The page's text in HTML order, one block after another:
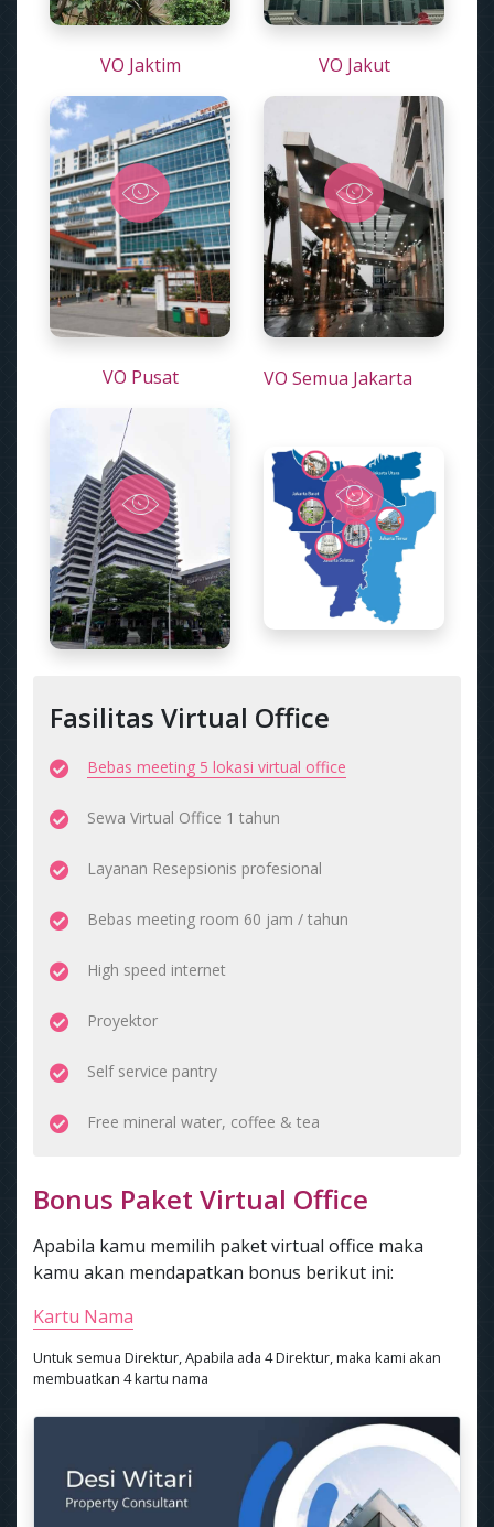
VO Jaktim VO Jakut
VO Pusat VO Semua Jakarta
Fasilitas Virtual Office
Bebas meeting 5 lokasi virtual office
Sewa Virtual Office 1 tahun
Layanan Resepsionis profesional
Bebas meeting room 60 jam / tahun
High speed internet
Proyektor
Self service pantry
Free mineral water, coffee & tea
Bonus Paket Virtual Office
Apabila kamu memilih paket virtual office maka
kamu akan mendapatkan bonus berikut ini:
Kartu Nama
Untuk semua Direktur, Apabila ada 4 Direktur, maka kami akan
membuatkan 4 kartu nama